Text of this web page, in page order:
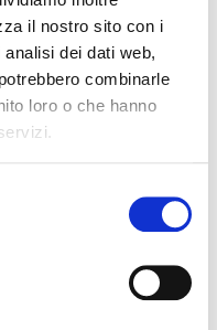
il nostro sito con i
dei dati web,
combinarle
loro o che hanno